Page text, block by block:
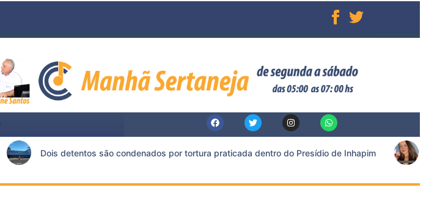
Dois detentos são condenados por tortura praticada dentro do Presídio de Inhapim